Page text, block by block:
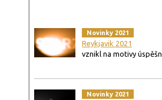
Novinky 2021
Reykjavik 2021
vznikl na motivy
Novinky 2021